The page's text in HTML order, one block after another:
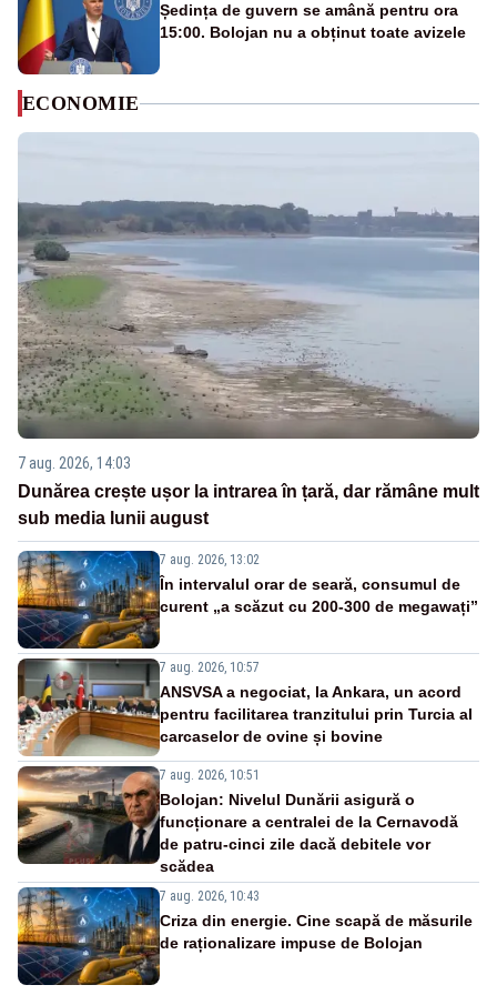
Ședința de guvern se amână pentru ora
15:00. Bolojan nu a obținut toate avizele
ECONOMIE
7 aug. 2026, 14:03
Dunărea crește ușor la intrarea în țară, dar rămâne mult
sub media lunii august
7 aug. 2026, 13:02
În intervalul orar de seară, consumul de
curent „a scăzut cu 200-300 de megawați”
7 aug. 2026, 10:57
ANSVSA a negociat, la Ankara, un acord
pentru facilitarea tranzitului prin Turcia al
carcaselor de ovine și bovine
7 aug. 2026, 10:51
Bolojan: Nivelul Dunării asigură o
funcționare a centralei de la Cernavodă
de patru-cinci zile dacă debitele vor
scădea
7 aug. 2026, 10:43
Criza din energie. Cine scapă de măsurile
de raționalizare impuse de Bolojan